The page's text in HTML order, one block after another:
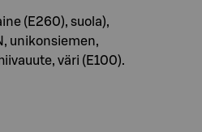
(E260), suola),
unikonsiemen,
väri (E100).